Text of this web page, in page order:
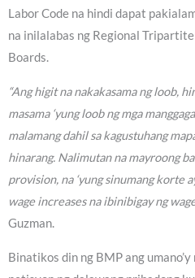
Labor Code na hindi dapat
na inilalabas ng Regional
Boards.
“Ang higit na nakakasama ng loob,
masama ‘yung loob ng mga
malamang dahil sa kagustuhang
hinarang. Nalimutan na mayroong
provision, na ‘yung sinumang korte
wage increases na ibinibigay ng
Guzman.
Binatikos din ng BMP ang